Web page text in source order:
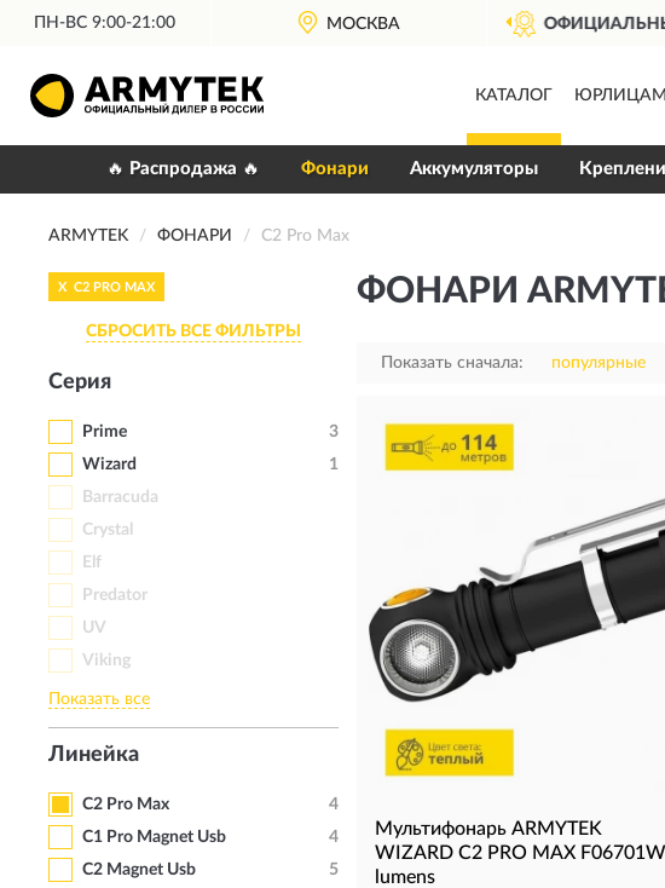
ПН-ВС 9:00-21:00 МОСКВА
ОФИЦИАЛЬНЫЙ ДИЛЕР ARMYTEK
КАТАЛОГ ЮРЛИЦАМ
🔥 Распродажа 🔥 Фонари Аккумуляторы
ARMYTEK ФОНАРИ C2 Pro Max
X C2 PRO MAX
СБРОСИТЬ ВСЕ ФИЛЬТРЫ
Серия
Prime
3
Wizard
1
Barracuda
Crystal
Elf
Predator
UV
Viking
Показать все
Линейка
C2 Pro Max
4
C1 Pro Magnet Usb
4
C2 Magnet Usb
5
ФОНАРИ
Показать сначала: популярные
Мультифонарь ARMYTEK
WIZARD C2 PRO MAX
lumens